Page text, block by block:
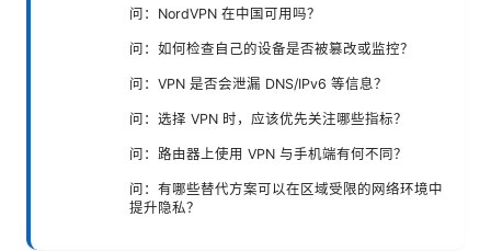
问：NordVPN 在中国可用吗？
问：如何检查自己的设备是否被篡改或监控？
问：VPN 是否会泄漏 DNS/IPv6 等信息？
问：选择 VPN 时，应该优先关注哪些指标？
问：路由器上使用 VPN 与手机端有何不同？
问：有哪些替代方案可以在区域受限的网络环境中
提升隐私？